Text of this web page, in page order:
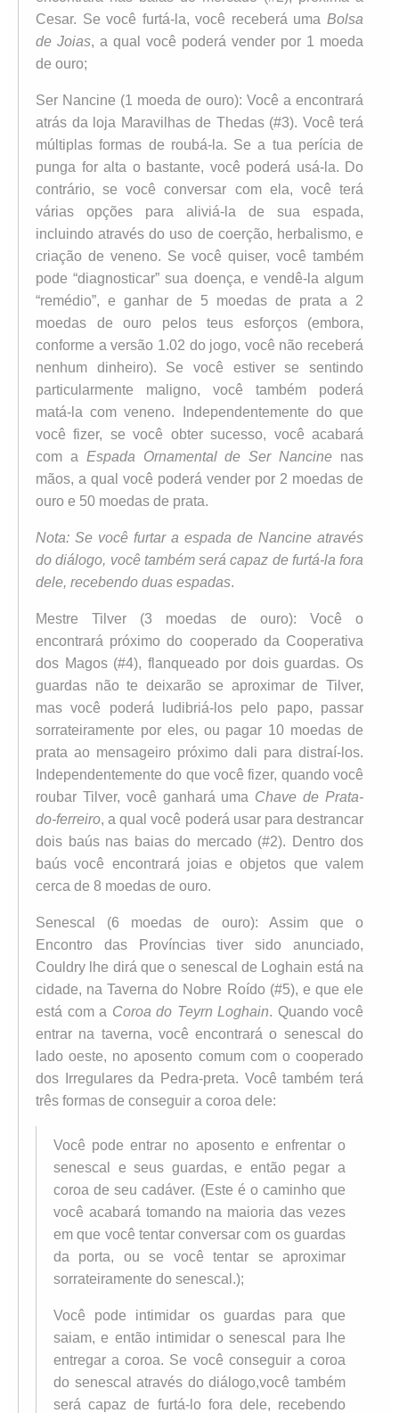
Cesar. Se você furtá-la, você receberá uma Bolsa
de Joias, a qual você poderá vender por 1 moeda
de ouro;
Ser Nancine (1 moeda de ouro): Você a encontrará
atrás da loja Maravilhas de Thedas (#3). Você terá
múltiplas formas de roubá-la. Se a tua perícia de
punga for alta o bastante, você poderá usá-la. Do
contrário, se você conversar com ela, você terá
várias opções para aliviá-la de sua espada,
incluindo através do uso de coerção, herbalismo, e
criação de veneno. Se você quiser, você também
pode “diagnosticar” sua doença, e vendê-la algum
“remédio”, e ganhar de 5 moedas de prata a 2
moedas de ouro pelos teus esforços (embora,
conforme a versão 1.02 do jogo, você não receberá
nenhum dinheiro). Se você estiver se sentindo
particularmente maligno, você também poderá
matá-la com veneno. Independentemente do que
você fizer, se você obter sucesso, você acabará
com a Espada Ornamental de Ser Nancine nas
mãos, a qual você poderá vender por 2 moedas de
ouro e 50 moedas de prata.
Nota: Se você furtar a espada de Nancine através
do diálogo, você também será capaz de furtá-la fora
dele, recebendo duas espadas.
Mestre Tilver (3 moedas de ouro): Você o
encontrará próximo do cooperado da Cooperativa
dos Magos (#4), flanqueado por dois guardas. Os
guardas não te deixarão se aproximar de Tilver,
mas você poderá ludibriá-los pelo papo, passar
sorrateiramente por eles, ou pagar 10 moedas de
prata ao mensageiro próximo dali para distraí-los.
Independentemente do que você fizer, quando você
roubar Tilver, você ganhará uma Chave de Prata-
do-ferreiro, a qual você poderá usar para destrancar
dois baús nas baias do mercado (#2). Dentro dos
baús você encontrará joias e objetos que valem
cerca de 8 moedas de ouro.
Senescal (6 moedas de ouro): Assim que o
Encontro das Províncias tiver sido anunciado,
Couldry lhe dirá que o senescal de Loghain está na
cidade, na Taverna do Nobre Roído (#5), e que ele
está com a Coroa do Teyrn Loghain. Quando você
entrar na taverna, você encontrará o senescal do
lado oeste, no aposento comum com o cooperado
dos Irregulares da Pedra-preta. Você também terá
três formas de conseguir a coroa dele:
Você pode entrar no aposento e enfrentar o
senescal e seus guardas, e então pegar a
coroa de seu cadáver. (Este é o caminho que
você acabará tomando na maioria das vezes
em que você tentar conversar com os guardas
da porta, ou se você tentar se aproximar
sorrateiramente do senescal.);
Você pode intimidar os guardas para que
saiam, e então intimidar o senescal para lhe
entregar a coroa. Se você conseguir a coroa
do senescal através do diálogo,você também
será capaz de furtá-lo fora dele, recebendo